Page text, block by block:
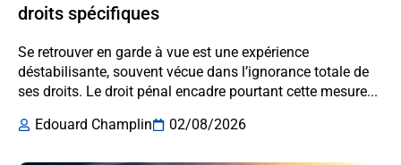
droits spécifiques
Se retrouver en garde à vue est une expérience
déstabilisante, souvent vécue dans l’ignorance totale de
ses droits. Le droit pénal encadre pourtant cette mesure...
Edouard Champlin
02/08/2026